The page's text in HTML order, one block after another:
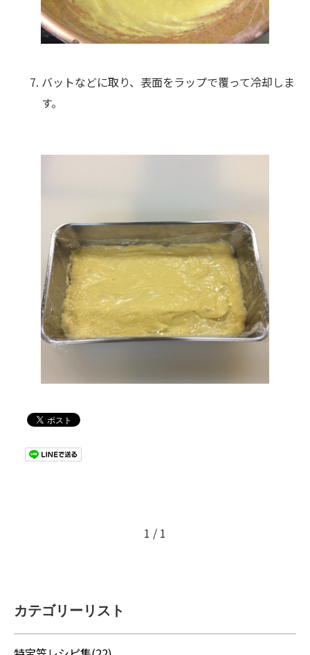
バットなどに取り、表面をラップで覆って冷却しま
す。
1 / 1
カテゴリーリスト